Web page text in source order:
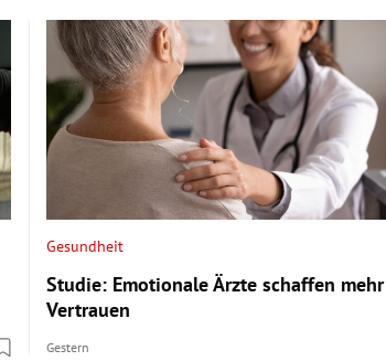
Gesundheit
Studie: Emotionale Ärzte schaffen mehr
Vertrauen
Gestern